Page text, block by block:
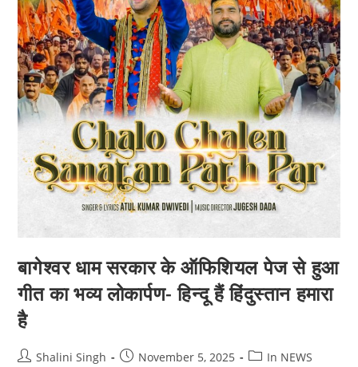
बागेश्वर धाम सरकार के ऑफिशियल पेज से हुआ
गीत का भव्य लोकार्पण- हिन्दू हैं हिंदुस्तान हमारा
है
PostShalini Singh
PostNovember 5, 2025
PostIn NEWS